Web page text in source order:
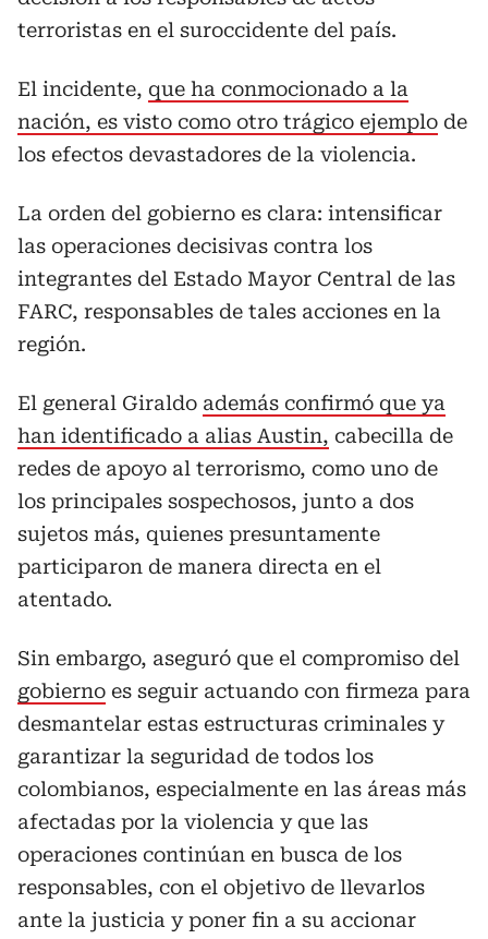
terroristas en el suroccidente del país.
El incidente, que ha conmocionado a la
nación, es visto como otro trágico ejemplo de
los efectos devastadores de la violencia.
La orden del gobierno es clara: intensificar
las operaciones decisivas contra los
integrantes del Estado Mayor Central de las
FARC, responsables de tales acciones en la
región.
El general Giraldo además confirmó que ya
han identificado a alias Austin, cabecilla de
redes de apoyo al terrorismo, como uno de
los principales sospechosos, junto a dos
sujetos más, quienes presuntamente
participaron de manera directa en el
atentado.
Sin embargo, aseguró que el compromiso del
gobierno es seguir actuando con firmeza para
desmantelar estas estructuras criminales y
garantizar la seguridad de todos los
colombianos, especialmente en las áreas más
afectadas por la violencia y que las
operaciones continúan en busca de los
responsables, con el objetivo de llevarlos
ante la justicia y poner fin a su accionar